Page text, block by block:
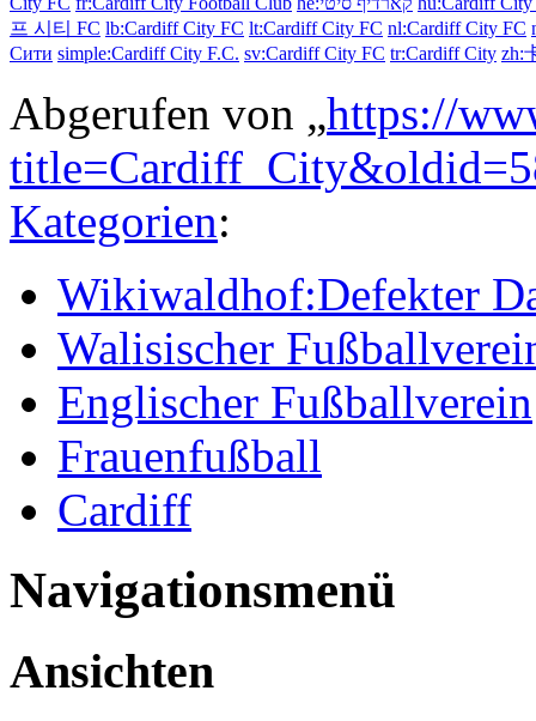
프 시티 FC lb:Cardiff City FC lt:Cardiff City FC nl:Cardiff City FC
Сити simple:Cardiff City F.C. sv:Cardiff City FC tr:Cardiff City zh:
Abgerufen von „https://
Kategorien:
Wikiwaldhof:Defekter
Walisischer
Englischer Fußballverein
Frauenfußball
Cardiff
Navigationsmenü
Ansichten